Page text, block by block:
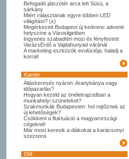
Befogadó játszótér arca lett Süsü, a
sárkány
Miért választanak egyre többen LED
világítást? (x)
Megérkezett Budapest új kedvenc adventi
helyszíne a Városligetben
Ingyenes szabadtéri mozi és fényfestett
VarázsErdő a Vajdahunyad váránál
A marketing eszközök evolúciója: haladj a
korral!
Karrier
Álláskeresés nyáron: Aranybánya vagy
időpazarlás?
Hogyan kezeld az önéletrajzodban a
munkahelyi szüneteket?
Szakmunkák Budapesten: hol rejtőznek az
új lehetőségek?
Csökkent a fluktuáció a magyarországi
cégeknél
Már most keresik a diákokat a karácsonyi
szezonra
DM